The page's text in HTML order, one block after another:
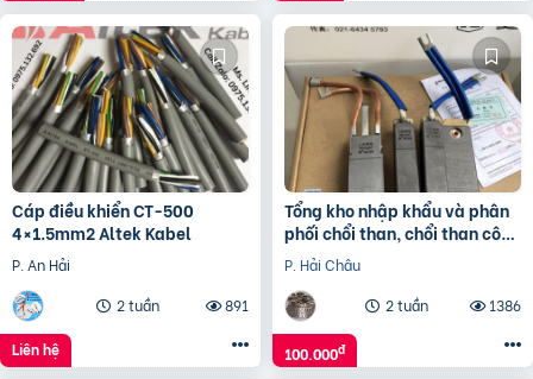
Cáp điều khiển CT-500
4×1.5mm2 Altek Kabel
P. An Hải
2 tuần
891
Liên hệ
Tổng kho nhập khẩu và phân
phối chổi than, chổi than công
nghiệp
P. Hải Châu
2 tuần
1386
100.000đ